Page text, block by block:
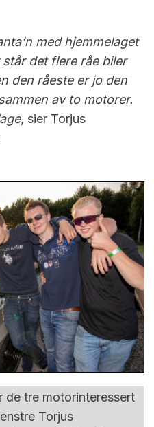
med hjemmelaget
det flere råe biler
den råeste er jo den
av to motorer.
, sier Torjus
de tre motorinteressert
Torjus